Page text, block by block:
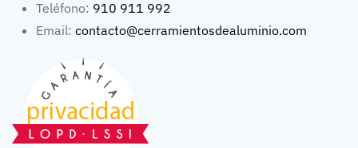
Teléfono: 910 911 992
Email: contacto@cerramientosdealuminio.com